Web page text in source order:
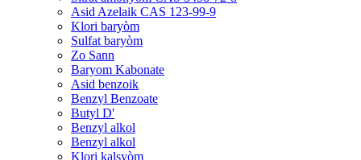
Asid Azelaik CAS 123-99-9
Klori baryòm
Sulfat baryòm
Zo Sann
Baryom Kabonate
Asid benzoik
Benzyl Benzoate
Butyl D'
Benzyl alkol
Benzyl alkol
Klori kalsyòm